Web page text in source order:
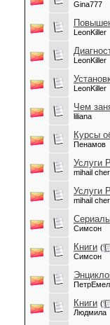
Gina777
LeonKiller
LeonKiller
LeonKiller
Чем
liliana
Курсы
Пенамов
Услуги
mihail
Услуги
mihail
Симсон
Книги (
Симсон
Книги (
Людмила